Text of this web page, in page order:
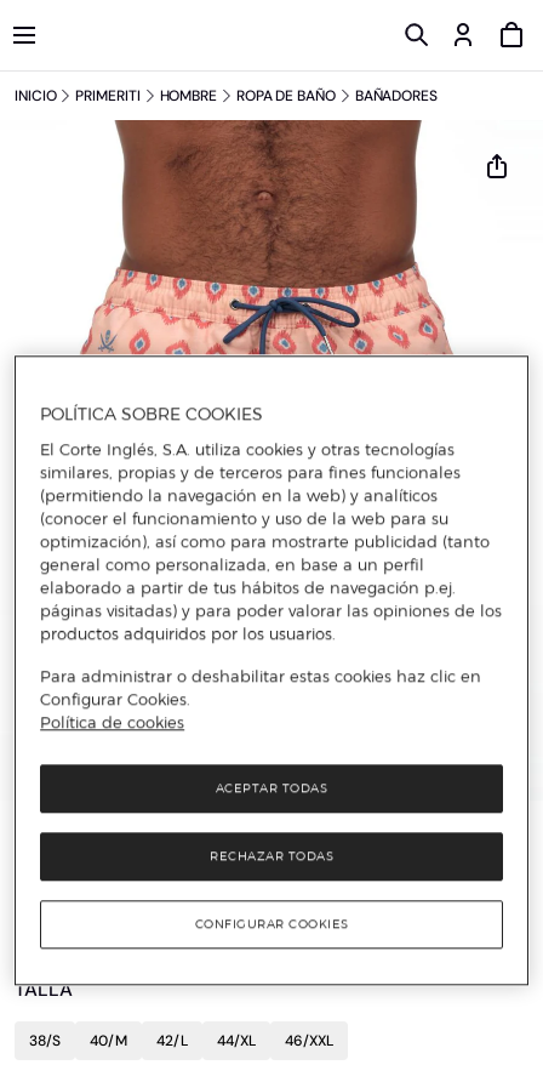
INICIO PRIMERITI HOMBRE ROPA DE BAÑO BAÑADORES
THE TIME OF BOCHA
Bañador Rombos Hombre secado rápido
TALLA
38/S 40/M 42/L 44/XL 46/XXL
POLÍTICA SOBRE COOKIES
El Corte Inglés, S.A. utiliza cookies y otras tecnologías
similares, propias y de terceros para fines funcionales
(permitiendo la navegación en la web) y analíticos
(conocer el funcionamiento y uso de la web para su
optimización), así como para mostrarte publicidad (tanto
general como personalizada, en base a un perfil
elaborado a partir de tus hábitos de navegación p.ej.
páginas visitadas) y para poder valorar las opiniones de los
productos adquiridos por los usuarios.
Para administrar o deshabilitar estas cookies haz clic en
Configurar Cookies.
Política de cookies
RECHAZAR TODAS
ACEPTAR TODAS
CONFIGURAR COOKIES